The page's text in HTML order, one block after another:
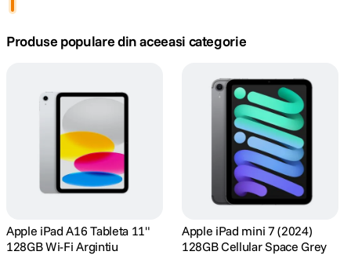
4. peak design
lavaliera
card memorie
8. dji mic mini
9. dji osmo
Produse populare din aceeasi categorie
Apple iPad A16 Tableta 11"
128GB Wi-Fi Argintiu
Apple iPad mini 7 (2024)
128GB Cellular Space Grey